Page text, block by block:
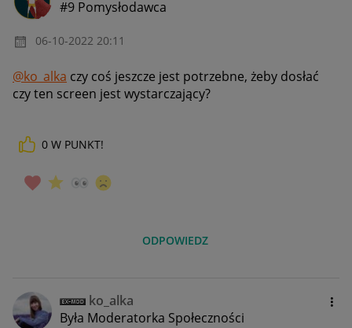
#9 Pomysłodawca
‎06-10-2022 20:11
@ko_alka czy coś jeszcze jest potrzebne, żeby dosłać
czy ten screen jest wystarczający?
0 W PUNKT!
ODPOWIEDZ
ko_alka
Była Moderatorka Społeczności